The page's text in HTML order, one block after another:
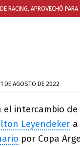
RACING, APROVECHÓ
DE AGOSTO DE 2022
el intercambio
Leyendeker a
por Copa